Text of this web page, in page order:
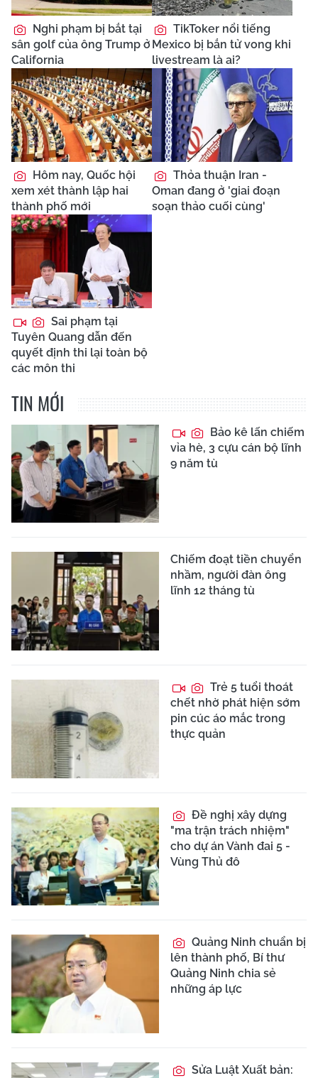
Nghi phạm bị bắt tại
sân golf của ông Trump ở
California
TikToker nổi tiếng
Mexico bị bắn tử vong khi
livestream là ai?
Hôm nay, Quốc hội
xem xét thành lập hai
thành phố mới
Thỏa thuận Iran -
Oman đang ở 'giai đoạn
soạn thảo cuối cùng'
Sai phạm tại
Tuyên Quang dẫn đến
quyết định thi lại toàn bộ
các môn thi
TIN MỚI
Bảo kê lấn chiếm
vỉa hè, 3 cựu cán bộ lĩnh
9 năm tù
Chiếm đoạt tiền chuyển
nhầm, người đàn ông
lĩnh 12 tháng tù
Trẻ 5 tuổi thoát
chết nhờ phát hiện sớm
pin cúc áo mắc trong
thực quản
Đề nghị xây dựng
"ma trận trách nhiệm"
cho dự án Vành đai 5 -
Vùng Thủ đô
Quảng Ninh chuẩn bị
lên thành phố, Bí thư
Quảng Ninh chia sẻ
những áp lực
Sửa Luật Xuất bản: